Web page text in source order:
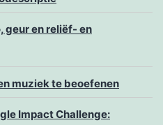
geur en reliëf- en
muziek te beoefenen
Impact Challenge: